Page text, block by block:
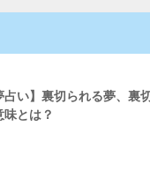
占い】裏切られる夢、裏
味とは？